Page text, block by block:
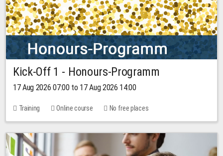
Kick-Off 1 - Honours-Programm
17 Aug 2026 07:00 to 17 Aug 2026 14:00
Training Online course No free places